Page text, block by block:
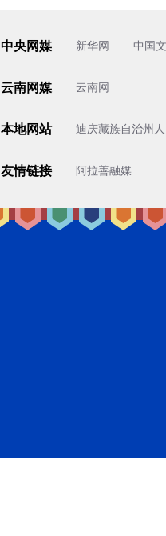
中央网媒 新华网 中国
云南网媒 云南网
本地网站 迪庆藏族自治州
友情链接 阿拉善融媒